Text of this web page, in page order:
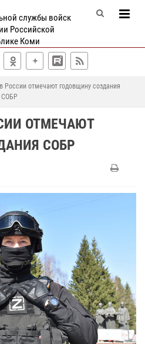
службы войск
Российской
Коми
России отмечают годовщину создания
СОБР
ОТМЕЧАЮТ
СОБР